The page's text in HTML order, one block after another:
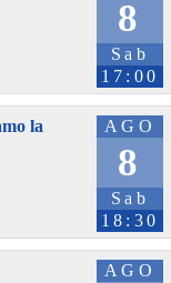
8
Sab
17:00
AGO
8
Sab
18:30
la
AGO